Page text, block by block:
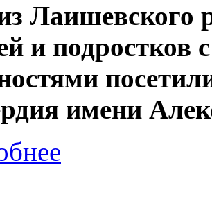
Лаишевского
и подростков
имени